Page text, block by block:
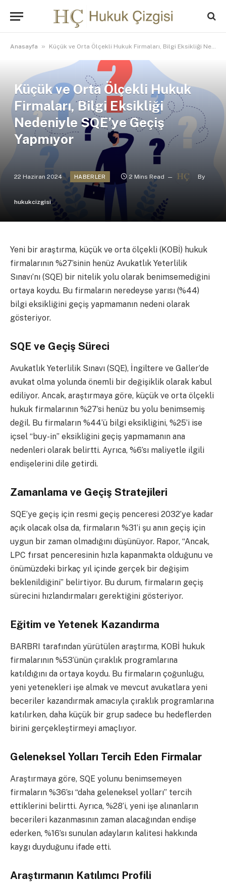
Anasayfa » Küçük ve Orta Ölçekli Hukuk Firmaları, Bilgi Eksikliği Nedeniyle SQE’ye Geçiş Yapmıyor
Küçük ve Orta Ölçekli Hukuk
Firmaları, Bilgi Eksikliği
Nedeniyle SQE’ye Geçiş
Yapmıyor
22 Haziran 2024 HABERLER 2 Mins Read By
hukukcizgisi
Yeni bir araştırma, küçük ve orta ölçekli (KOBİ) hukuk
firmalarının %27’sinin henüz Avukatlık Yeterlilik
Sınavı’nı (SQE) bir nitelik yolu olarak benimsemediğini
ortaya koydu. Bu firmaların neredeyse yarısı (%44)
bilgi eksikliğini geçiş yapmamanın nedeni olarak
gösteriyor.
SQE ve Geçiş Süreci
Avukatlık Yeterlilik Sınavı (SQE), İngiltere ve Galler’de
avukat olma yolunda önemli bir değişiklik olarak kabul
ediliyor. Ancak, araştırmaya göre, küçük ve orta ölçekli
hukuk firmalarının %27’si henüz bu yolu benimsemiş
değil. Bu firmaların %44’ü bilgi eksikliğini, %25’i ise
içsel “buy-in” eksikliğini geçiş yapmamanın ana
nedenleri olarak belirtti. Ayrıca, %6’sı maliyetle ilgili
endişelerini dile getirdi.
Zamanlama ve Geçiş Stratejileri
SQE’ye geçiş için resmi geçiş penceresi 2032’ye kadar
açık olacak olsa da, firmaların %31’i şu anın geçiş için
uygun bir zaman olmadığını düşünüyor. Rapor, “Ancak,
LPC fırsat penceresinin hızla kapanmakta olduğunu ve
önümüzdeki birkaç yıl içinde gerçek bir değişim
beklenildiğini” belirtiyor. Bu durum, firmaların geçiş
sürecini hızlandırmaları gerektiğini gösteriyor.
Eğitim ve Yetenek Kazandırma
BARBRI tarafından yürütülen araştırma, KOBİ hukuk
firmalarının %53’ünün çıraklık programlarına
katıldığını da ortaya koydu. Bu firmaların çoğunluğu,
yeni yetenekleri işe almak ve mevcut avukatlara yeni
beceriler kazandırmak amacıyla çıraklık programlarına
katılırken, daha küçük bir grup sadece bu hedeflerden
birini gerçekleştirmeyi amaçlıyor.
Geleneksel Yolları Tercih Eden Firmalar
Araştırmaya göre, SQE yolunu benimsemeyen
firmaların %36’sı “daha geleneksel yolları” tercih
ettiklerini belirtti. Ayrıca, %28’i, yeni işe alınanların
becerileri kazanmasının zaman alacağından endişe
ederken, %16’sı sunulan adayların kalitesi hakkında
kaygı duyduğunu ifade etti.
Araştırmanın Katılımcı Profili